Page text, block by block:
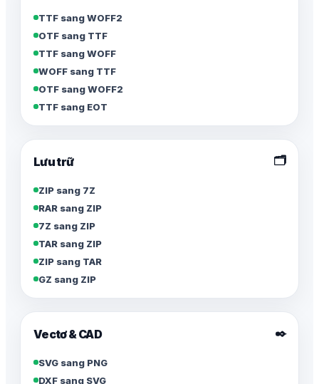
TTF sang WOFF2
OTF sang TTF
TTF sang WOFF
WOFF sang TTF
OTF sang WOFF2
TTF sang EOT
Lưu trữ 🗂️
ZIP sang 7Z
RAR sang ZIP
7Z sang ZIP
TAR sang ZIP
ZIP sang TAR
GZ sang ZIP
Vectơ & CAD ✒️
SVG sang PNG
DXF sang SVG